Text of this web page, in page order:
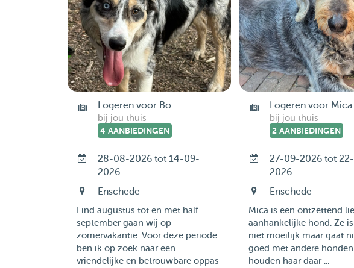
Logeren voor Bo
bij jou thuis
4 AANBIEDINGEN
28-08-2026 tot 14-09-
2026
Enschede
Eind augustus tot en met half
september gaan wij op
zomervakantie. Voor deze periode
ben ik op zoek naar een
vriendelijke en betrouwbare oppas
Logeren voor Mica
bij jou thuis
2 AANBIEDINGEN
27-09-2026 tot
2026
Enschede
Mica is een ontzettend
aanhankelijke hond. Ze
niet moeilijk maar gaat
goed met andere
houden haar daar ...